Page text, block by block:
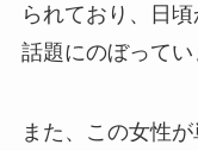
られており、日
話題にのぼってい
また、この女性